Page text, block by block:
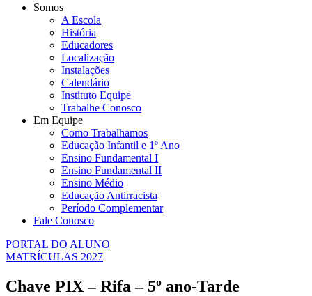
Somos
A Escola
História
Educadores
Localização
Instalações
Calendário
Instituto Equipe
Trabalhe Conosco
Em Equipe
Como Trabalhamos
Educação Infantil e 1º Ano
Ensino Fundamental I
Ensino Fundamental II
Ensino Médio
Educação Antirracista
Período Complementar
Fale Conosco
PORTAL DO ALUNO
MATRÍCULAS 2027
Chave PIX – Rifa – 5º ano-Tarde